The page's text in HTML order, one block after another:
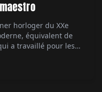
horloger du XXe
équivalent de
a travaillé pour les
Charles